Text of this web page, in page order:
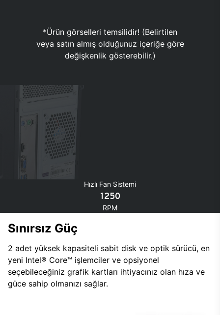
*Ürün görselleri temsilidir! (Belirtilen
veya satın almış olduğunuz içeriğe göre
değişkenlik gösterebilir.)
Hızlı Fan Sistemi
1250
RPM
Sınırsız Güç
2 adet yüksek kapasiteli sabit disk ve optik sürücü, en
yeni Intel® Core™ işlemciler ve opsiyonel
seçebileceğiniz grafik kartları ihtiyacınız olan hıza ve
güce sahip olmanızı sağlar.